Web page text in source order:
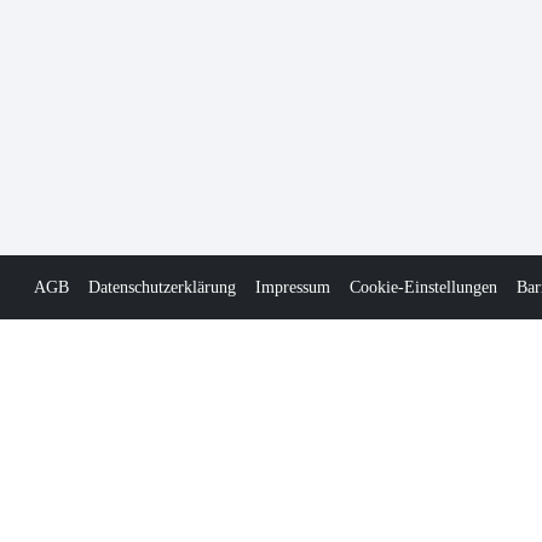
AGB Datenschutzerklärung Impressum Cookie-Einstellungen